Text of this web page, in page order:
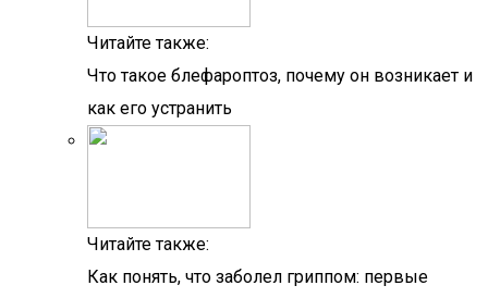
Читайте также:
Что такое блефароптоз, почему он возникает и
как его устранить
Читайте также:
Как понять, что заболел гриппом: первые